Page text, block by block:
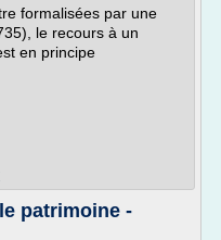
formalisées par une
le recours à un
en principe
patrimoine -